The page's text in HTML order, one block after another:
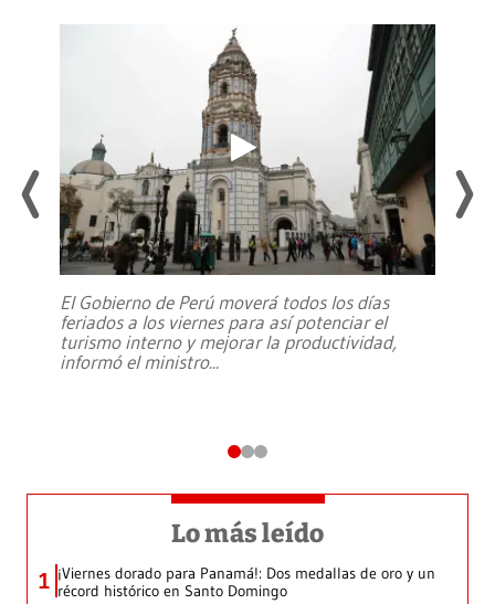
El Gobierno de Perú moverá todos los días
feriados a los viernes para así potenciar el
turismo interno y mejorar la productividad,
informó el ministro...
Lo más leído
1 ¡Viernes dorado para Panamá!: Dos medallas de oro y un
récord histórico en Santo Domingo